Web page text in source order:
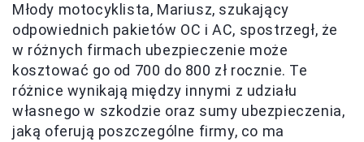
Młody motocyklista, Mariusz, szukający
odpowiednich pakietów OC i AC, spostrzegł, że
w różnych firmach ubezpieczenie może
kosztować go od 700 do 800 zł rocznie. Te
różnice wynikają między innymi z udziału
własnego w szkodzie oraz sumy ubezpieczenia,
jaką oferują poszczególne firmy, co ma